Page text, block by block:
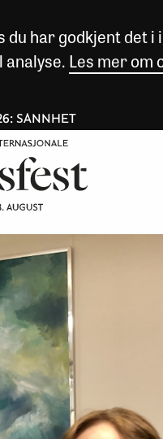
har godkjent det
Les mer om
SANNHET